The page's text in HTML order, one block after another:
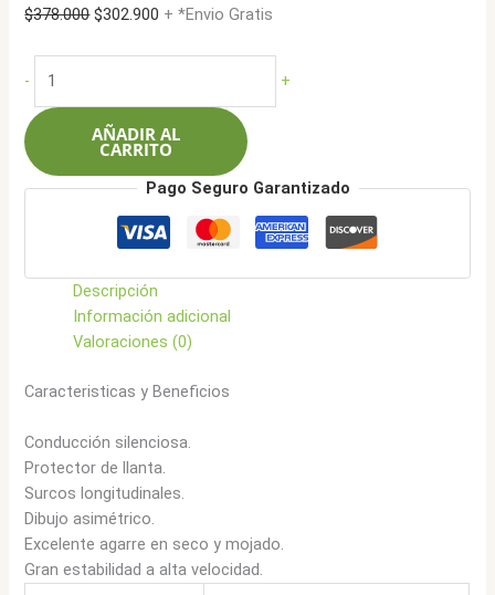
$378.000El
$302.900 El
$302.900.
+ *Envio Gratis
-
225/55R16
99V
888
cantidad
+
AÑADIR AL
CARRITO
Pago Seguro Garantizado
Descripción
Información adicional
Valoraciones (0)
Caracteristicas y Beneficios
Conducción silenciosa.
Protector de llanta.
Surcos longitudinales.
Dibujo asimétrico.
Excelente agarre en seco y mojado.
Gran estabilidad a alta velocidad.